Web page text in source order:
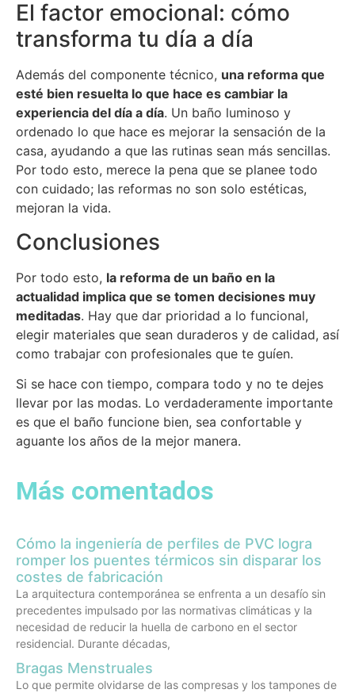
El factor emocional: cómo
transforma tu día a día
Además del componente técnico, una reforma que
esté bien resuelta lo que hace es cambiar la
experiencia del día a día. Un baño luminoso y
ordenado lo que hace es mejorar la sensación de la
casa, ayudando a que las rutinas sean más sencillas.
Por todo esto, merece la pena que se planee todo
con cuidado; las reformas no son solo estéticas,
mejoran la vida.
Conclusiones
Por todo esto, la reforma de un baño en la
actualidad implica que se tomen decisiones muy
meditadas. Hay que dar prioridad a lo funcional,
elegir materiales que sean duraderos y de calidad, así
como trabajar con profesionales que te guíen.
Si se hace con tiempo, compara todo y no te dejes
llevar por las modas. Lo verdaderamente importante
es que el baño funcione bien, sea confortable y
aguante los años de la mejor manera.
Más comentados
Cómo la ingeniería de perfiles de PVC logra
romper los puentes térmicos sin disparar los
costes de fabricación
La arquitectura contemporánea se enfrenta a un desafío sin
precedentes impulsado por las normativas climáticas y la
necesidad de reducir la huella de carbono en el sector
residencial. Durante décadas,
Bragas Menstruales
Lo que permite olvidarse de las compresas y los tampones de